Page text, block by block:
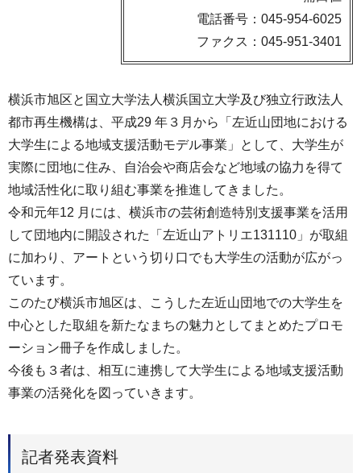
電話番号：045-954-6025
ファクス：045-951-3401
横浜市旭区と国立大学法人横浜国立大学及び独立行政法人
都市再生機構は、平成29 年３月から「左近山団地における
大学生による地域支援活動モデル事業」として、大学生が
実際に団地に住み、自治会や商店会など地域の協力を得て
地域活性化に取り組む事業を推進してきました。
令和元年12 月には、横浜市の芸術創造特別支援事業を活用
して団地内に開設された「左近山アトリエ131110」が取組
に加わり、アートという切り口でも大学生の活動が広がっ
ています。
このたび横浜市旭区は、こうした左近山団地での大学生を
中心とした取組を新たなまちの魅力としてまとめたプロモ
ーション冊子を作成しました。
今後も３者は、相互に連携して大学生による地域支援活動
事業の活発化を図っていきます。
記者発表資料